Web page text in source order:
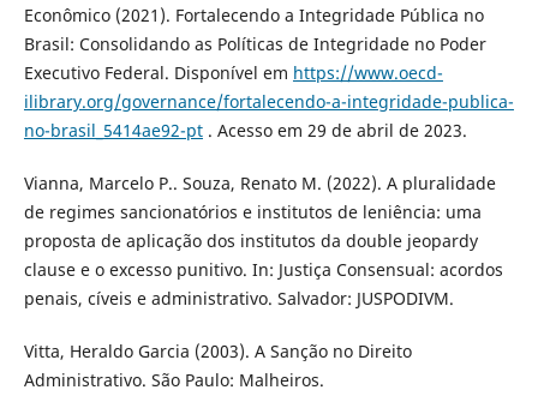
Econômico (2021). Fortalecendo a Integridade Pública no
Brasil: Consolidando as Políticas de Integridade no Poder
Executivo Federal. Disponível em https://www.oecd-
ilibrary.org/governance/fortalecendo-a-integridade-publica-
no-brasil_5414ae92-pt. Acesso em 29 de abril de 2023.
Vianna, Marcelo P.. Souza, Renato M. (2022). A pluralidade
de regimes sancionatórios e institutos de leniência: uma
proposta de aplicação dos institutos da double jeopardy
clause e o excesso punitivo. In: Justiça Consensual: acordos
penais, cíveis e administrativo. Salvador: JUSPODIVM.
Vitta, Heraldo Garcia (2003). A Sanção no Direito
Administrativo. São Paulo: Malheiros.